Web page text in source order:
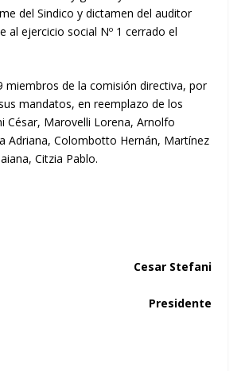
del Sindico y dictamen del auditor
al ejercicio social Nº 1 cerrado el
miembros de la comisión directiva, por
mandatos, en reemplazo de los
César, Marovelli Lorena, Arnolfo
Adriana, Colombotto Hernán, Martínez
Citzia Pablo.
Cesar Stefani
Presidente